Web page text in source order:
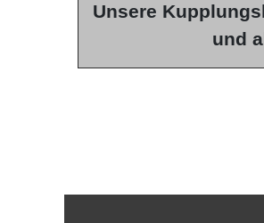
Unsere
und